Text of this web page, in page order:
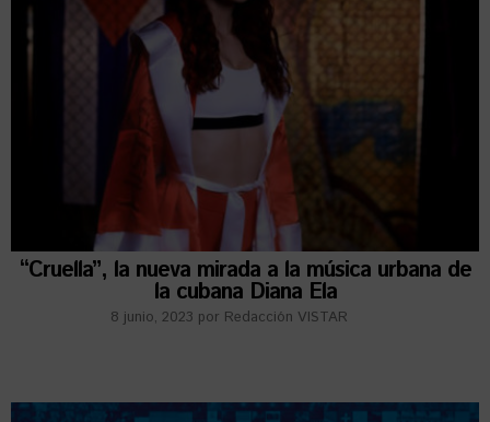
“Cruella”, la nueva mirada a la música urbana de
la cubana Diana Ela
8 junio, 2023 por Redacción VISTAR